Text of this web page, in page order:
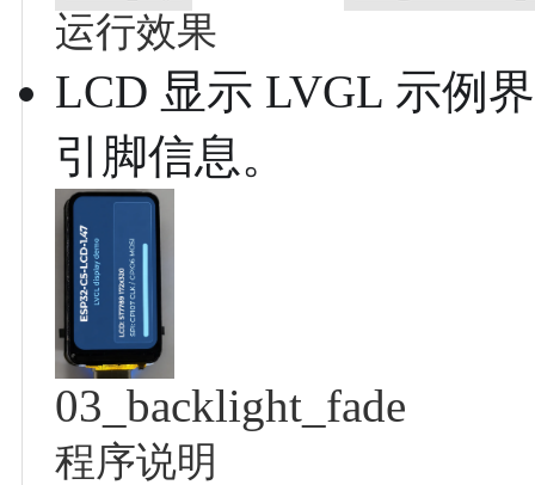
运行效果
LCD 显示 LVGL 示例
引脚信息。
03_backlight_fade
程序说明